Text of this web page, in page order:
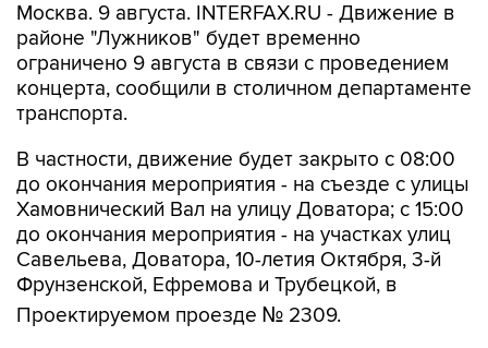
Москва. 9 августа. INTERFAX.RU - Движение в
районе "Лужников" будет временно
ограничено 9 августа в связи с проведением
концерта, сообщили в столичном департаменте
транспорта.
В частности, движение будет закрыто с 08:00
до окончания мероприятия - на съезде с улицы
Хамовнический Вал на улицу Доватора; с 15:00
до окончания мероприятия - на участках улиц
Савельева, Доватора, 10-летия Октября, 3-й
Фрунзенской, Ефремова и Трубецкой, в
Проектируемом проезде № 2309.